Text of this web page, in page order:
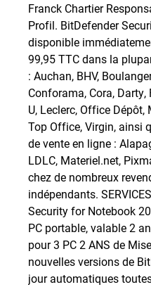
Franck Chartier
Profil. BitDefender
disponible
99,95 TTC dans la
: Auchan, BHV,
Conforama, Cora, Darty,
U, Leclerc, Office
Top Office, Virgin, ainsi
de vente en ligne :
LDLC, Materiel.net,
chez de nombreux
indépendants.
Security for Notebook
PC portable, valable 2
pour 3 PC 2 ANS de
nouvelles versions de
jour automatiques